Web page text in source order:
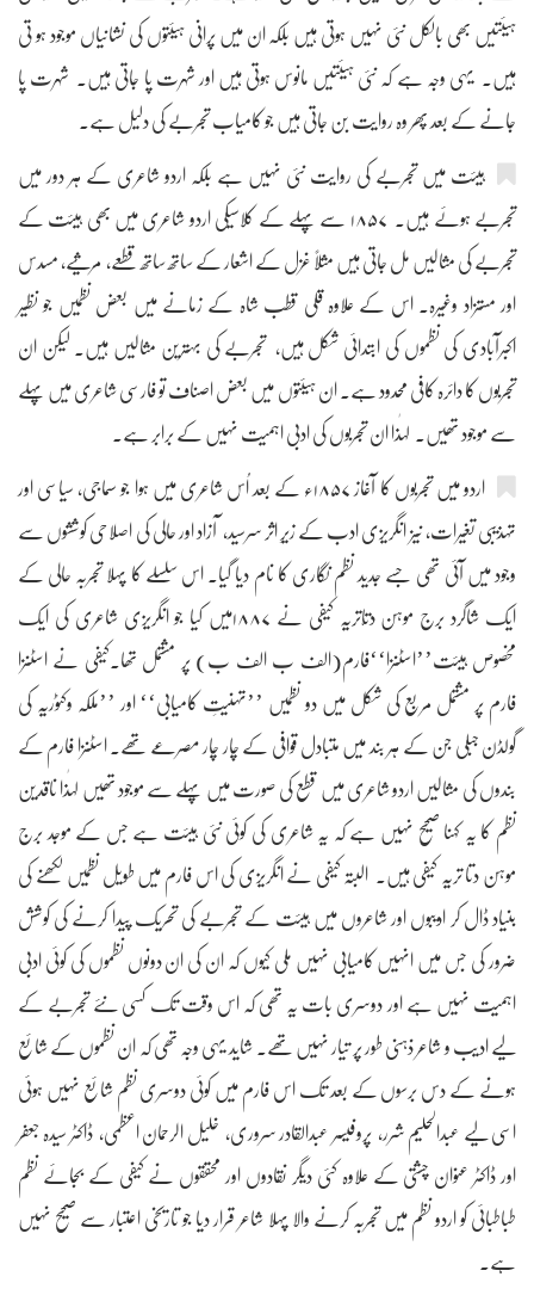
ہیئتیں بھی بالکل نئی نہیں ہوتی ہیں بلکہ ان میں پرانی ہیئتوں کی نشانیاں موجود ہو تی
ہیں۔ یہی وجہ ہے کہ نئی ہیئتیں مانوس ہوتی ہیں اور شہرت پا جاتی ہیں۔ شہرت پا
جانے کے بعد پھر وہ روایت بن جاتی ہیں جو کامیاب تجربے کی دلیل ہے۔
ہیئت میں تجربے کی روایت نئی نہیں ہے بلکہ اردو شاعری کے ہر دور میں
تجربے ہوئے ہیں۔ ۱۸۵۷ سے پہلے کے کلاسیکی اردو شاعری میں بھی ہیئت کے
تجربے کی مثالیں مل جاتی ہیں مثلاً غزل کے اشعار کے ساتھ ساتھ قطعے، مرثیے، مسدس
اور مستزاد وغیرہ۔ اس کے علاوہ قلی قطب شاہ کے زمانے میں بعض نظمیں جو نظیر
اکبرآبادی کی نظموں کی ابتدائی شکل ہیں، تجربے کی بہترین مثالیں ہیں۔ لیکن ان
تجربوں کا دائرہ کافی محدود ہے۔ ان ہیئتوں میں بعض اصناف تو فارسی شاعری میں پہلے
سے موجود تھیں۔ لہٰذا ان تجربوں کی ادبی اہمیت نہیں کے برابر ہے۔
اردو میں تجربوں کا آغاز ۱۸۵۷ء کے بعد اُس شاعری میں ہوا جو سماجی، سیاسی اور
تہذیبی تغیرات، نیز انگریزی ادب کے زیرِ اثر سرسید، آزاد اور حالی کی اصلاحی کوششوں سے
وجود میں آئی تھی جسے جدید نظم نگاری کا نام دیا گیا۔ اس سلسلے کا پہلا تجربہ حالی کے
ایک شاگرد برج موہن دتّاتریہ کیفی نے ۱۸۸۷میں کیا جو انگریزی شاعری کی ایک
مخصوص ہیئت’’اسٹنزا‘‘فارم(الف ب الف ب) پر مشتمل تھا۔کیفی نے اسٹنزا
فارم پر مشتمل مربع کی شکل میں دو نظمیں ’’تہنیتِ کامیابی‘‘ اور ’’ملکہ وکٹوریہ کی
گولڈن جبلی جن کے ہر بند میں متبادل قوافی کے چار چار مصرعے تھے۔ اسٹنزا فارم کے
بندوں کی مثالیں اردو شاعری میں قطع کی صورت میں پہلے سے موجود تھیں لہٰذا ناقدین
نظم کا یہ کہنا صحیح نہیں ہے کہ یہ شاعری کی کوئی نئی ہیئت ہے جس کے موجد برج
موہن دتا تریہ کیفی ہیں۔ البتہ کیفی نے انگریزی کی اس فارم میں طویل نظمیں لکھنے کی
بنیاد ڈال کر ادیبوں اور شاعروں میں ہیئت کے تجربے کی تحریک پیدا کرنے کی کوشش
ضرور کی جس میں انہیں کامیابی نہیں ملی کیوں کہ ان کی ان دونوں نظموں کی کوئی ادبی
اہمیت نہیں ہے اور دوسری بات یہ تھی کہ اس وقت تک کسی نئے تجربے کے
لیے ادیب و شاعر ذہنی طور پر تیار نہیں تھے۔ شاید یہی وجہ تھی کہ ان نظموں کے شائع
ہونے کے دس برسوں کے بعد تک اس فارم میں کوئی دوسری نظم شائع نہیں ہوئی
اسی لیے عبدالحلیم شرر، پروفیسر عبدالقادر سروری، خلیل الرحمان اعظمی، ڈاکٹر سیدہ جعفر
اور ڈاکٹر عنوان چشتی کے علاوہ کئی دیگر نقادوں اور محققوں نے کیفی کے بجائے نظم
طباطبائی کو اردو نظم میں تجربہ کرنے والا پہلا شاعر قرار دیا جو تاریخی اعتبار سے صحیح نہیں
ہے۔